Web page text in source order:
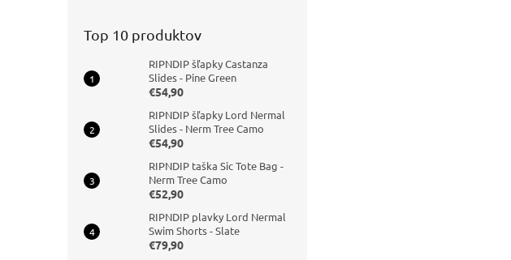
Top 10 produktov
RIPNDIP šľapky Castanza
Slides - Pine Green
€54,90
RIPNDIP šľapky Lord Nermal
Slides - Nerm Tree Camo
€54,90
RIPNDIP taška Sic Tote Bag -
Nerm Tree Camo
€52,90
RIPNDIP plavky Lord Nermal
Swim Shorts - Slate
€79,90